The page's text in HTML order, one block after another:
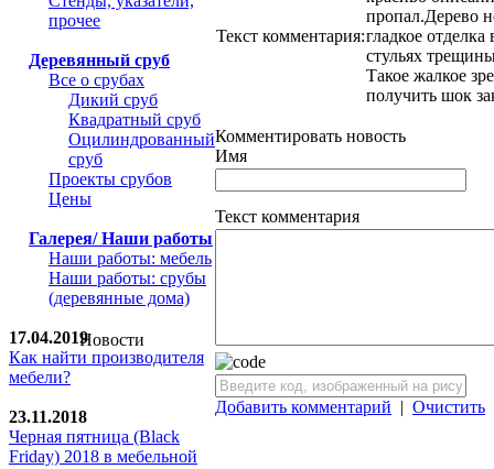
прочее
Деревянный сруб
Все о срубах
Дикий сруб
Квадратный сруб
Оцилиндрованный
сруб
Проекты срубов
Цены
Галерея/ Наши работы
Наши работы: мебель
Наши работы: срубы
(деревянные дома)
Новости
17.04.2019
Как найти производителя
мебели?
23.11.2018
Черная пятница (Black
Friday) 2018 в мебельной
Текст комментария:
пропал.Дерево
гладкое
стульях
Такое жалкое
получить шок
Комментировать новость
Имя
Текст комментария
Добавить комментарий | Очистить